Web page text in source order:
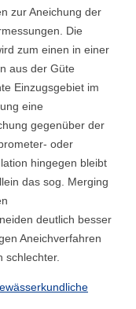
zur Aneichung der
Die
zum einen in einer
aus der Güte
Einzugsgebiet im
eine
gegenüber der
oder
hingegen bleibt
das sog. Merging
deutlich besser
Aneichverfahren
schlechter.